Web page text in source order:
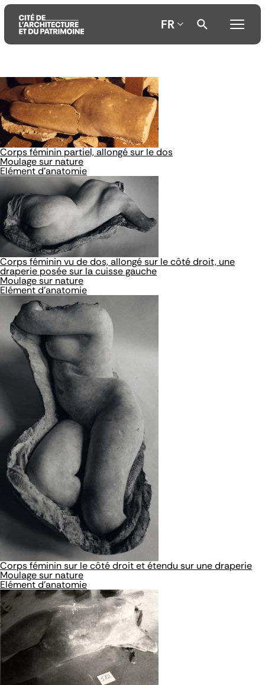
Aller
au
contenu
principal
Aller
au
menu
principal
Aller
à
recherche
FR
Corps féminin partiel, allongé sur le dos
Moulage sur nature
Elément d'anatomie
Corps féminin vu de dos, allongé sur le côté droit, une
draperie posée sur la cuisse gauche
Moulage sur nature
Elément d'anatomie
Corps féminin sur le côté droit et étendu sur une draperie
Moulage sur nature
Elément d'anatomie